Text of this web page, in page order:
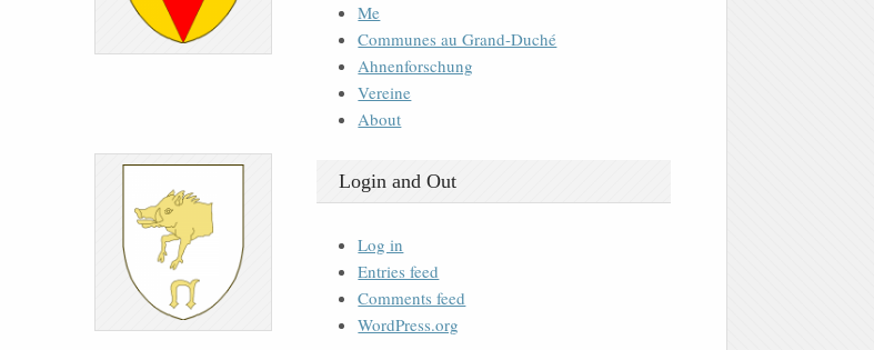
Me
Communes au Grand-Duché
Ahnenforschung
Vereine
About
Login and Out
Log in
Entries feed
Comments feed
WordPress.org